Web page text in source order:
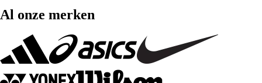
Al onze merken